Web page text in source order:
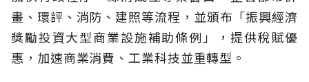
畫、環評、消防、建照等流程，並頒布「振興經濟
獎勵投資大型商業設施補助條例」，提供稅賦優
惠，加速商業消費、工業科技並重轉型。